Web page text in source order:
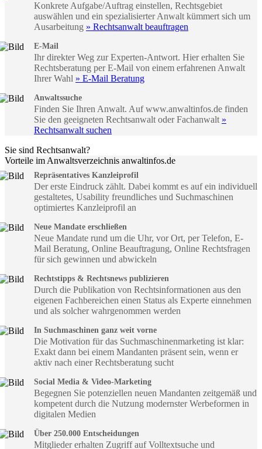
Konkrete Aufgabe/Auftrag einstellen, Rechtsgebiet
auswählen und ein spezialisierter Anwalt kümmert sich um
Ausarbeitung » Rechtsanwalt beauftragen
E-Mail
Ihr direkter Weg zur Experten-Antwort. Hier erhalten Sie
Rechtsberatung per E-Mail von einem erfahrenen Anwalt
Ihrer Wahl » E-Mail Beratung
Anwaltssuche
Finden Sie Ihren Anwalt. Auf www.anwaltinfos.de finden
Sie den geeigneten Rechtsanwalt oder Fachanwalt »
Rechtsanwalt suchen
Sie sind Rechtsanwalt?
Vorteile im Anwaltsverzeichnis anwaltinfos.de
Repräsentatives Kanzleiprofil
Der erste Eindruck zählt. Dabei kommt es auf ein individuell
gestaltetes, Usability freundliches und Suchmaschinen
optimiertes Kanzleiprofil an
Neue Mandate erschließen
Neue Mandate rund um die Uhr, vor Ort, per Telefon, E-
Mail Beratung, Online Beauftragung, Online Rechtsfragen
für sich gewinnen und abwickeln
Rechtstipps & Rechtsnews publizieren
Durch die Publikation von Rechtsinformationen aus den
eigenen Fachbereichen einen Status als Experte einnehmen
und als solcher wahrgenommen werden
In Suchmaschinen ganz weit vorne
Die Motivation für das Suchmaschinenmarketing ist klar:
Exakt dann bei einem Mandanten präsent sein, wenn er
aktiv nach einer Rechtsberatung sucht
Social Media & Video-Marketing
Begegnen Sie potenziellen neuen Mandanten zeitgemäß und
kompetent durch die Nutzung modernster Werbeformen in
digitalen Medien
Über 250.000 Entscheidungen
Mitglieder erhalten Zugriff auf Volltextsuche und